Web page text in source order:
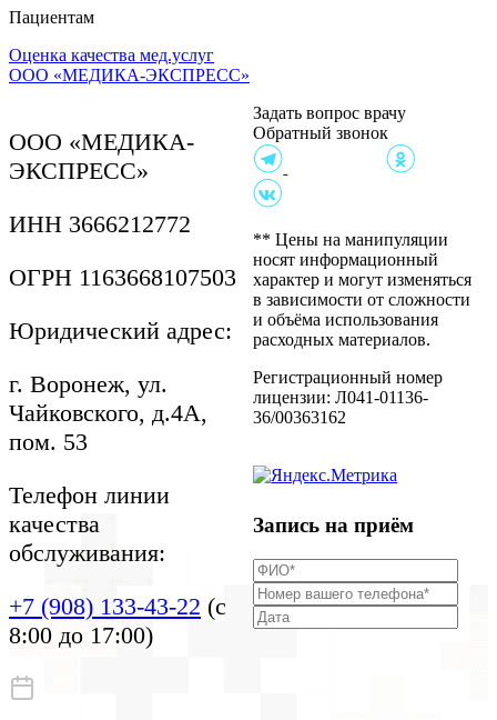
Пациентам
Клиника на ул.
Чайковского, 4А
персональных данных
Политика в отношении
обработки персональных
Согласие пациента на
осмотр
распорядка
Приказы на проведение
Информация для
пациентов
Оценка качества мед.услуг
ООО «МЕДИКА-ЭКСПРЕСС»
ООО «МЕДИКА-
ЭКСПРЕСС»
ИНН 3666212772
ОГРН 1163668107503
Юридический адрес:
г. Воронеж, ул.
Чайковского, д.4А,
пом. 53
Телефон линии
качества
обслуживания:
+7 (908) 133-43-22 (с
8:00 до 17:00)
Задать вопрос врачу
Обратный звонок
** Цены на манипуляции
носят информационный
характер и могут изменяться
в зависимости от сложности
и объёма использования
расходных материалов.
Регистрационный номер
лицензии: Л041-01136-
36/00363162
Запись на приём